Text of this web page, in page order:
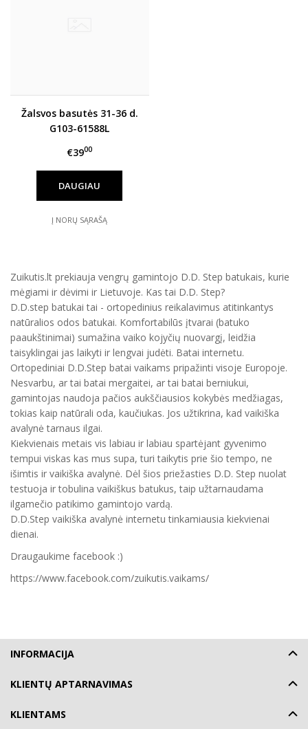
Žalsvos basutės 31-36 d.
G103-61588L
€3900
DAUGIAU
Į NORŲ SĄRAŠĄ
Zuikutis.lt prekiauja vengrų gamintojo D.D. Step batukais, kurie
mėgiami ir dėvimi ir Lietuvoje. Kas tai D.D. Step?
D.D.step batukai tai - ortopedinius reikalavimus atitinkantys
natūralios odos batukai. Komfortabilūs įtvarai (batuko
paaukštinimai) sumažina vaiko kojyčių nuovargį, leidžia
taisyklingai jas laikyti ir lengvai judėti. Batai internetu.
Ortopediniai D.D.Step batai vaikams pripažinti visoje Europoje.
Nesvarbu, ar tai batai mergaitei, ar tai batai berniukui,
gamintojas naudoja pačios aukščiausios kokybės medžiagas,
tokias kaip natūrali oda, kaučiukas. Jos užtikrina, kad vaikiška
avalynė tarnaus ilgai.
Kiekvienais metais vis labiau ir labiau spartėjant gyvenimo
tempui viskas kas mus supa, turi taikytis prie šio tempo, ne
išimtis ir vaikiška avalynė. Dėl šios priežasties D.D. Step nuolat
testuoja ir tobulina vaikiškus batukus, taip užtarnaudama
ilgamečio patikimo gamintojo vardą.
D.D.Step vaikiška avalynė internetu tinkamiausia kiekvienai
dienai.
Draugaukime facebook :)
https://www.facebook.com/zuikutis.vaikams/
INFORMACIJA
KLIENTŲ APTARNAVIMAS
KLIENTAMS